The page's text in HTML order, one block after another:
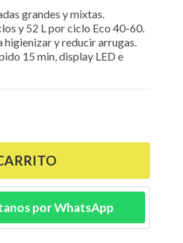
grandes y mixtas.
y 52 L por ciclo Eco 40-60.
y reducir arrugas.
15 min, display LED e
por WhatsApp